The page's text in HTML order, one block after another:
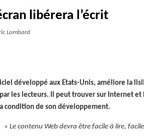
libérera l’écrit
Lombard
développé aux Etats-Unis, améliore la
les lecteurs. Il peut trouver sur Internet et
condition de son développement.
« Le contenu Web devra être facile à lire,